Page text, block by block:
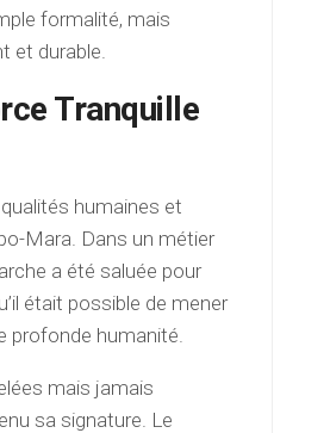
formalité, mais
et durable.
Tranquille
humaines et
Mara. Dans un métier
a été saluée pour
était possible de mener
profonde humanité.
mais jamais
sa signature. Le